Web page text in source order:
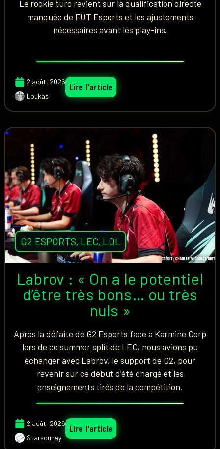
Le rookie turc revient sur la qualification directe
manquée de FUT Esports et les ajustements
nécessaires avant les play-ins.
2 août, 2026
Loukas
Lire l'article
G2 ESPORTS, LEC, LOL
Labrov : « On a le potentiel
d’être très bons… ou très
nuls »
Après la défaite de G2 Esports face à Karmine Corp
lors de ce summer split de LEC, nous avions pu
échanger avec Labrov, le support de G2, pour
revenir sur ce début d’été chargé et les
enseignements tirés de la compétition.
2 août, 2026
Starsounay
Lire l'article